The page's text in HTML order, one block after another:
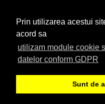
Prin utilizarea acestui
acord sa
utilizam module cookie
datelor conform GDPR
Sunt de